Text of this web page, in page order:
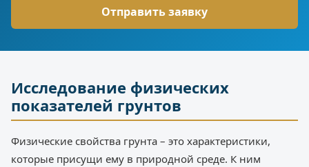
Исследование физических
показателей грунтов
Физические свойства грунта – это характеристики,
которые присущи ему в природной среде. К ним